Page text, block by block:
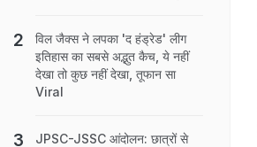
विल जैक्स ने लपका 'द हंड्रेड' लीग
इतिहास का सबसे अद्भुत कैच, ये नहीं
देखा तो कुछ नहीं देखा, तूफान सा
Viral
JPSC-JSSC आंदोलन: छात्रों से